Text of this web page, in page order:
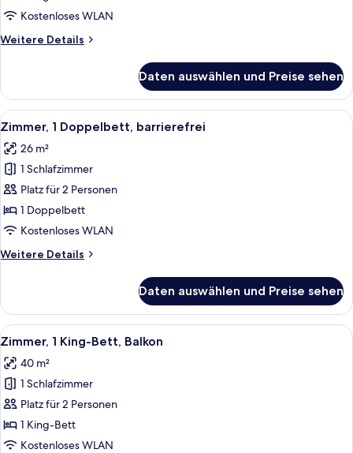
barrierefrei,
anzeigen
Kostenloses WLAN
Weitere Details
Weitere
1 King-
Bett,
barrierefrei,
Daten auswählen und Preise sehen
Alle
Fotos
für
Zimmer,
1
Doppelbett,
barrierefrei
Ein Hotelzimmer mit einem großen
6
Zimmer, 1 Doppelbett, barrierefrei
26 m²
1 Schlafzimmer
Platz für 2 Personen
1 Doppelbett
Kostenloses WLAN
Weitere Details
Weitere
1
Doppelbett,
barrierefrei
Daten auswählen und Preise sehen
Alle
Fotos
für
Zimmer,
1 King-
Bett,
Balkon
Ein Hotelzimmer mit Bett, einer
5
Zimmer, 1 King-Bett, Balkon
40 m²
1 Schlafzimmer
Platz für 2 Personen
1 King-Bett
Kostenloses WLAN